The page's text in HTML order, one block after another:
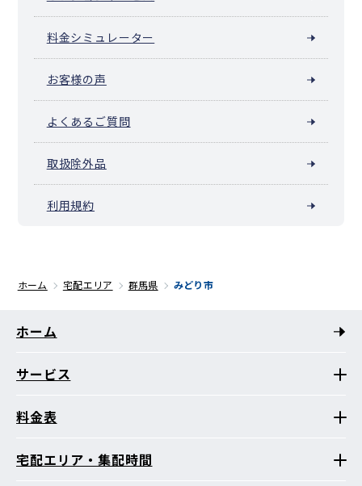
料金シミュレーター
お客様の声
よくあるご質問
取扱除外品
利用規約
ホーム 宅配エリア 群馬県 みどり市
ホーム
サービス
料金表
宅配エリア・集配時間